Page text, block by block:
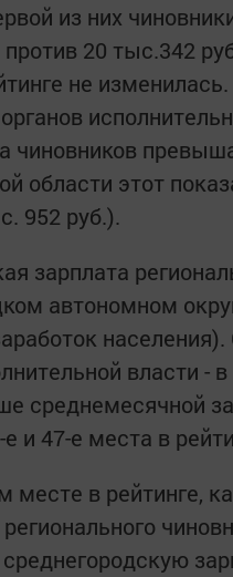
из них
20 тыс.342
не
чиновников
области этот
952 руб.).
зарплата
автономном
власти -
среднемесячной
и 47-е места в
месте в рейтинге,
регионального